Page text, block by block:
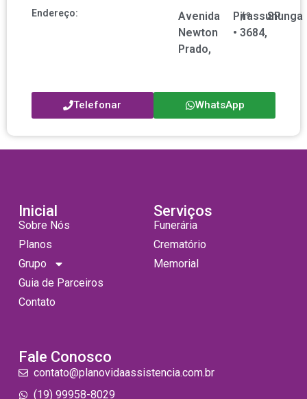
Endereço:
Avenida
Newton
Prado,
nº
3684,
/
Pirassununga
•
SP
Telefonar WhatsApp
Inicial
Sobre Nós
Planos
Grupo
Guia de Parceiros
Contato
Serviços
Funerária
Crematório
Memorial
Fale Conosco
contato@planovidaassistencia.com.br
(19) 99958-8029